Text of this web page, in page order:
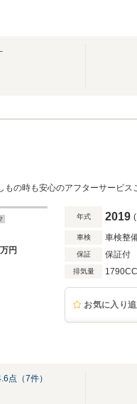
万円
年式 2019
車検 車検整
保証 保証付
排気量 1790CC
お気に入り
点（7件）